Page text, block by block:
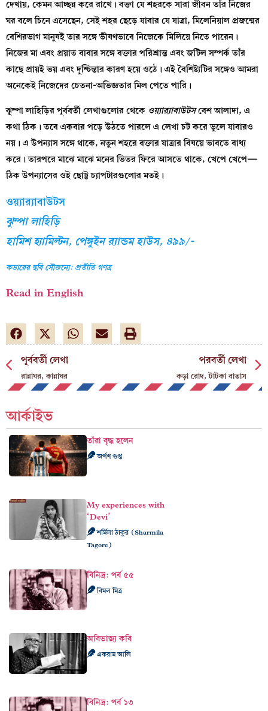
দেখায়, কেমন আচ্ছন্ন করে রাখে। বক্তা যে শহরকে সারা জীবন তাঁর নিজের
ঘর বলে চিনে এসেছেন, সেই শহর ছেড়ে যাবার যে যাত্রা, মিলেনিয়াল প্রজন্মের
বেশিরভাগ মানুষই তার সঙ্গে ভীষণভাবে নিজেকে মিলিয়ে নিতে পারেন।
নিজের মা এবং প্রয়াত বাবার সঙ্গে বক্তার পরিশ্রান্ত এবং জটিল সম্পর্ক তাঁর
কাছে প্রায়ই ভয় এবং দুশ্চিন্তার কারণ হয়ে ওঠে। এই বৈশিষ্ট্যটির সঙ্গেও আমরা
অনেকেই নিজেদের চেতনা-অভিজ্ঞতার মিল পেতে পারি।
ঝুম্পা লাহিড়ির পূর্ববর্তী লেখাগুলোর থেকে ওয়্যার‍্যাবাউটসবেশ আলাদা, এ
কথা ঠিক। তবে একবার পড়ে উঠতে পারলে এ লেখা চট করে ভুলে যাবারও
নয়। এ উপন্যাস সঙ্গে থাকে, নতুন শহরে বক্তার যাত্রার বিষয়ে ভাবতে বাধ্য
করে। তারপরে মাঝে মাঝে মনের ভিতর ফিরে আসতে থাকে, খেপে খেপে—
ঠিক উপন্যাসের ওই ছোট্ট চ্যাপটারগুলোর মতই।
ওয়্যার‍্যাবাউটস
ঝুম্পা লাহিড়ি
হামিশ হ্যামিল্টন, পেঙ্গুইন র‍্যান্ডম হাউস, ৪৯৯/-
কভারের ছবি সৌজন্যে: প্রতীতি গণত্র
Read in English
পূর্ববর্তী লেখা
রান্নাঘর, কান্নাঘর
পরবর্তী লেখা
কড়া রোদ, টাটকা বাতাস
আর্কাইভ
তাঁরা বৃদ্ধ হলেন
অর্পণ গুপ্ত
My experiences with
‘Devi’
শর্মিলা ঠাকুর (Sharmila
Tagore)
বিনিদ্র: পর্ব ৫৫
বিমল মিত্র
অবিভাজ্য কবি
একরাম আলি
বিনিদ্র: পর্ব ১৩